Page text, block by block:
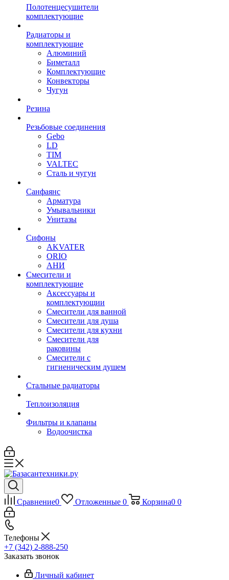
Полотенцесушители
комплектующие
Радиаторы и
комплектующие
Алюминий
Биметалл
Комплектующие
Конвекторы
Чугун
Резина
Резьбовые соединения
Gebo
LD
TIM
VALTEC
Сталь и чугун
Санфаянс
Арматура
Умывальники
Унитазы
Сифоны
AKVATER
ORIO
АНИ
Смесители и
комплектующие
Аксессуары и
комплектующии
Смесители для ванной
Смесители для душа
Смесители для кухни
Смесители для
раковины
Смесители с
гигиеническим душем
Стальные радиаторы
Теплоизоляция
Фильтры и клапаны
Водоочистка
Сравнение0 Отложенные 0 Корзина0 0
Телефоны
+7 (342) 2-888-250
Заказать звонок
Личный кабинет